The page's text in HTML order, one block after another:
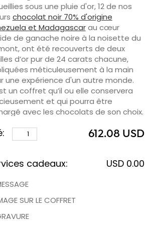
sous une pluie d'or, 12 de nos
chocolat noir 70% d'origine
et Madagascarau cœur
de ganache noire à la noisette du
ont été recouverts de deux
d’or pur de 24 carats chacune,
méticuleusement à la main
une expérience d'un autre monde.
un coffret qu’il ou elle conservera
et qui pourra être
avec les chocolats de son choix.
que vous pouvez graver le nom
votre destinataire (❶) et/ou la photo
l'option correspondante
ci-dessous.
612.08 USD
cadeaux: USD 0.00
SUR LE COFFRET